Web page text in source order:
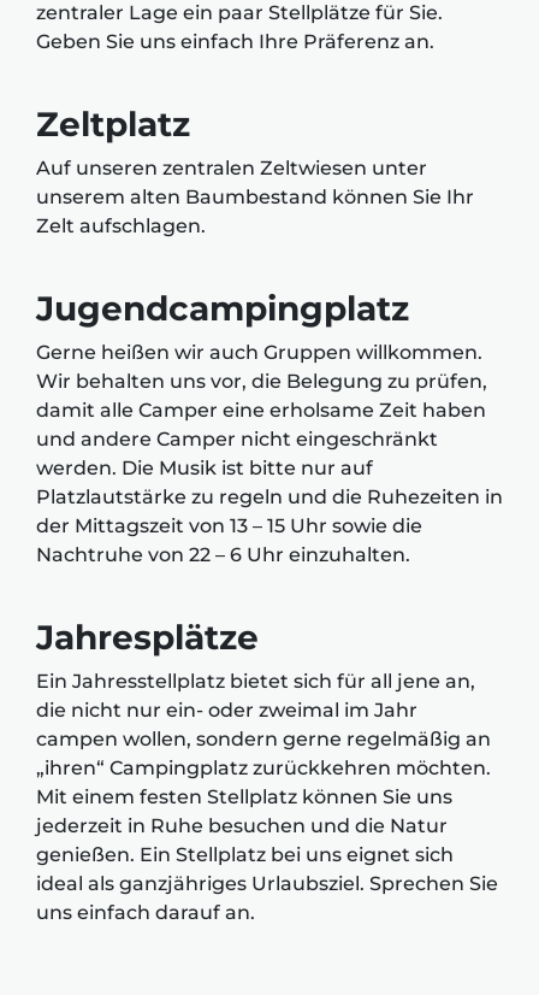
zentraler Lage ein paar Stellplätze für Sie.
Geben Sie uns einfach Ihre Präferenz an.
Zeltplatz
Auf unseren zentralen Zeltwiesen unter
unserem alten Baumbestand können Sie Ihr
Zelt aufschlagen.
Jugendcampingplatz
Gerne heißen wir auch Gruppen willkommen.
Wir behalten uns vor, die Belegung zu prüfen,
damit alle Camper eine erholsame Zeit haben
und andere Camper nicht eingeschränkt
werden. Die Musik ist bitte nur auf
Platzlautstärke zu regeln und die Ruhezeiten in
der Mittagszeit von 13 – 15 Uhr sowie die
Nachtruhe von 22 – 6 Uhr einzuhalten.
Jahresplätze
Ein Jahresstellplatz bietet sich für all jene an,
die nicht nur ein- oder zweimal im Jahr
campen wollen, sondern gerne regelmäßig an
„ihren“ Campingplatz zurückkehren möchten.
Mit einem festen Stellplatz können Sie uns
jederzeit in Ruhe besuchen und die Natur
genießen. Ein Stellplatz bei uns eignet sich
ideal als ganzjähriges Urlaubsziel. Sprechen Sie
uns einfach darauf an.